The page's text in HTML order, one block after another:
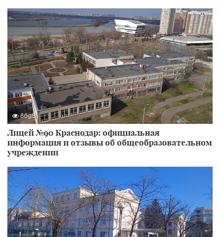
8698
Лицей №90 Краснодар: официальная
информация и отзывы об общеобразовательном
учреждении